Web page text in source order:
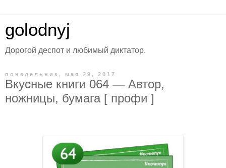
golodnyj
Дорогой деспот и любимый диктатор.
понедельник, мая 29, 2017
Вкусные книги 064 — Автор,
ножницы, бумага [ профи ]